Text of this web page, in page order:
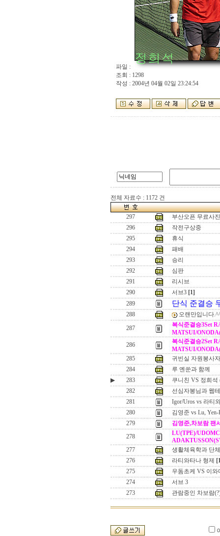
파일 :
조회 : 1298
작성 : 2004년 04월 02일 23:24:54
전체 자료수 : 1172 건
297
부산오픈 무료사
296
작전구상중
295
휴식
294
패배
293
승리
292
심판
291
리시브
290
서브3 [1]
289
단식 준결승
288
오랜만입니다
287
복식준결승3Set
MATSUI/
286
복식준결승2Set
MATSUI/
285
귀빈실 자원봉사
284
루 옌쑨과 함께
▶
283
쿠니친 VS 정희석
282
선심자봉님과 웹
281
Igor/Uros vs 라티
280
김영준 vs Lu,
279
김영준,차보람 팬
278
LU(TPE)/
277
생활체육학과 단
276
라티와타나 형제
275
우돔초케 VS 이와
274
서브 3
273
관람중인 차보람